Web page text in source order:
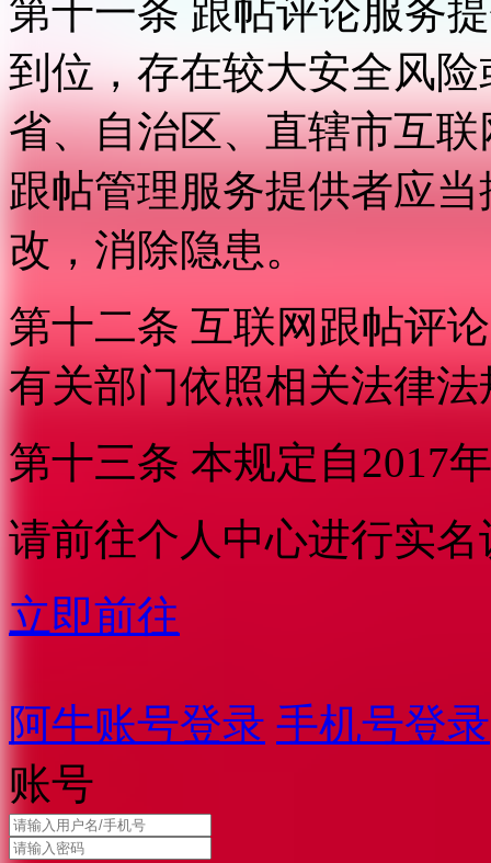
第十一条 跟帖评论服务
到位，存在较大安全风
省、自治区、直辖市互
跟帖管理服务提供者应
改，消除隐患。
第十二条 互联网跟帖评
有关部门依照相关法律
第十三条 本规定自2017
请前往个人中心进行实名
立即前往
阿牛账号登录 手机号登录
账号